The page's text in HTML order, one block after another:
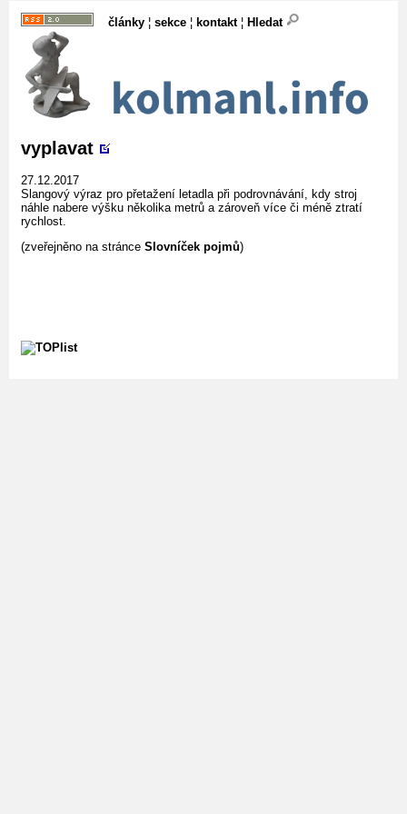
články ¦ sekce ¦ kontakt¦ Hledat
vyplavat
27.12.2017
Slangový výraz pro přetažení letadla při podrovnávání, kdy stroj
náhle nabere výšku několika metrů a zároveň více či méně ztratí
rychlost.
(zveřejněno na stránce Slovníček pojmů)